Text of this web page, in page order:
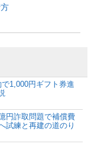
1,000円ギフト券進
円詐取問題で補償費
試練と再建の道のり